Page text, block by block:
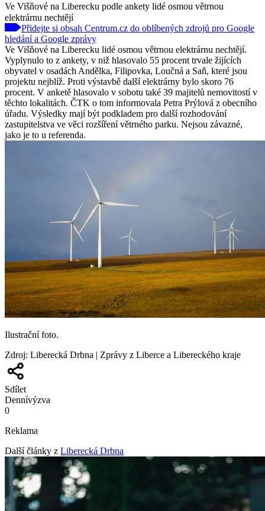
Ve Višňové na Liberecku podle ankety lidé osmou větrnou
elektrárnu nechtějí
Přidejte si obsah Centrum.cz do oblíbených zdrojů pro Google
hledání a Google zprávy
Ve Višňové na Liberecku lidé osmou větrnou elektrárnu nechtějí.
Vyplynulo to z ankety, v niž hlasovalo 55 procent trvale žijících
obyvatel v osadách Andělka, Filipovka, Loučná a Saň, které jsou
projektu nejblíž. Proti výstavbě další elektrárny bylo skoro 76
procent. V anketě hlasovalo v sobotu také 39 majitelů nemovitostí v
těchto lokalitách. ČTK o tom informovala Petra Prýlová z obecního
úřadu. Výsledky mají být podkladem pro další rozhodování
zastupitelstva ve věci rozšíření větrného parku. Nejsou závazné,
jako je to u referenda.
Ilustrační foto.
Zdroj: Liberecká Drbna | Zprávy z Liberce a Libereckého kraje
Sdílet
Dennívýzva
0
Reklama
Další články z Liberecká Drbna